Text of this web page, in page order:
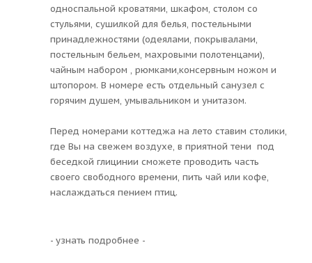
односпальной кроватями, шкафом, столом со
стульями, сушилкой для белья, постельными
принадлежностями (одеялами, покрывалами,
постельным бельем, махровыми полотенцами),
чайным набором , рюмками,консервным ножом и
штопором. В номере есть отдельный санузел с
горячим душем, умывальником и унитазом.
Перед номерами коттеджа на лето ставим столики,
где Вы на свежем воздухе, в приятной тени под
беседкой глицинии сможете проводить часть
своего свободного времени, пить чай или кофе,
наслаждаться пением птиц.
- узнать подробнее -